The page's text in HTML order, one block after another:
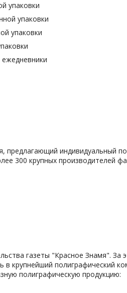
упаковки
упаковки
упаковки
предлагающий индивидуальный
300 крупных производителей
газеты "Красное Знамя". За
в крупнейший полиграфический
полиграфическую продукцию: